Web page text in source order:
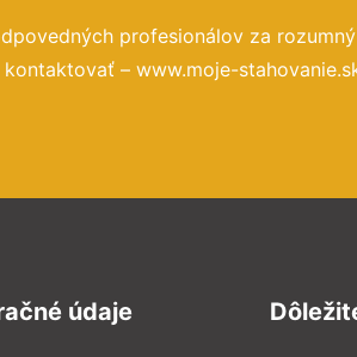
profesionálov za
– www.moje-
údaje